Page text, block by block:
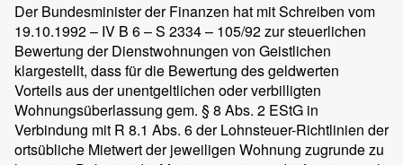
Der Bundesminister der Finanzen hat mit Schreiben vom
19.10.1992 – IV B 6 – S 2334 – 105/92 zur steuerlichen
Bewertung der Dienstwohnungen von Geistlichen
klargestellt, dass für die Bewertung des geldwerten
Vorteils aus der unentgeltlichen oder verbilligten
Wohnungsüberlassung gem. § 8 Abs. 2 EStG in
Verbindung mit R 8.1 Abs. 6 der Lohnsteuer-Richtlinien der
ortsübliche Mietwert der jeweiligen Wohnung zugrunde zu